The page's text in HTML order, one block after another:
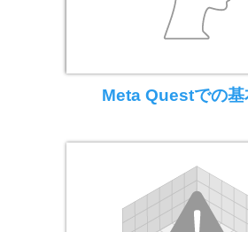
Meta Questでの基